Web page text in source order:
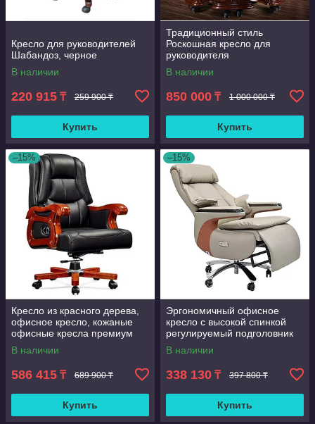
Кресло для руководителей
Шабандоз, черное
В наличии
220 915 ₸ 259 900 ₸
Купить
Традиционный стиль
Роскошная кресло для
руководителя
"Председатель" из
натуральной кожи,
коричневый, эргономичный
Регулируемый
В наличии
850 000 ₸ 1 000 000 ₸
Купить
–15%
Кресло из красного дерева,
офисное кресло, кожаные
офисные кресла премиум
В наличии
586 415 ₸ 689 900 ₸
Купить
–15%
Эргономичный офисное
кресло с высокой спинкой
регулируемый подголовник
Удобная поясничная
поддержка кожа босс
вращающе
В наличии
338 130 ₸ 397 800 ₸
Купить